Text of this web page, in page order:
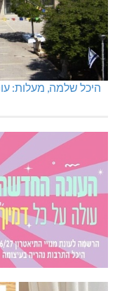
היכל שלמה, מעלות: עונת